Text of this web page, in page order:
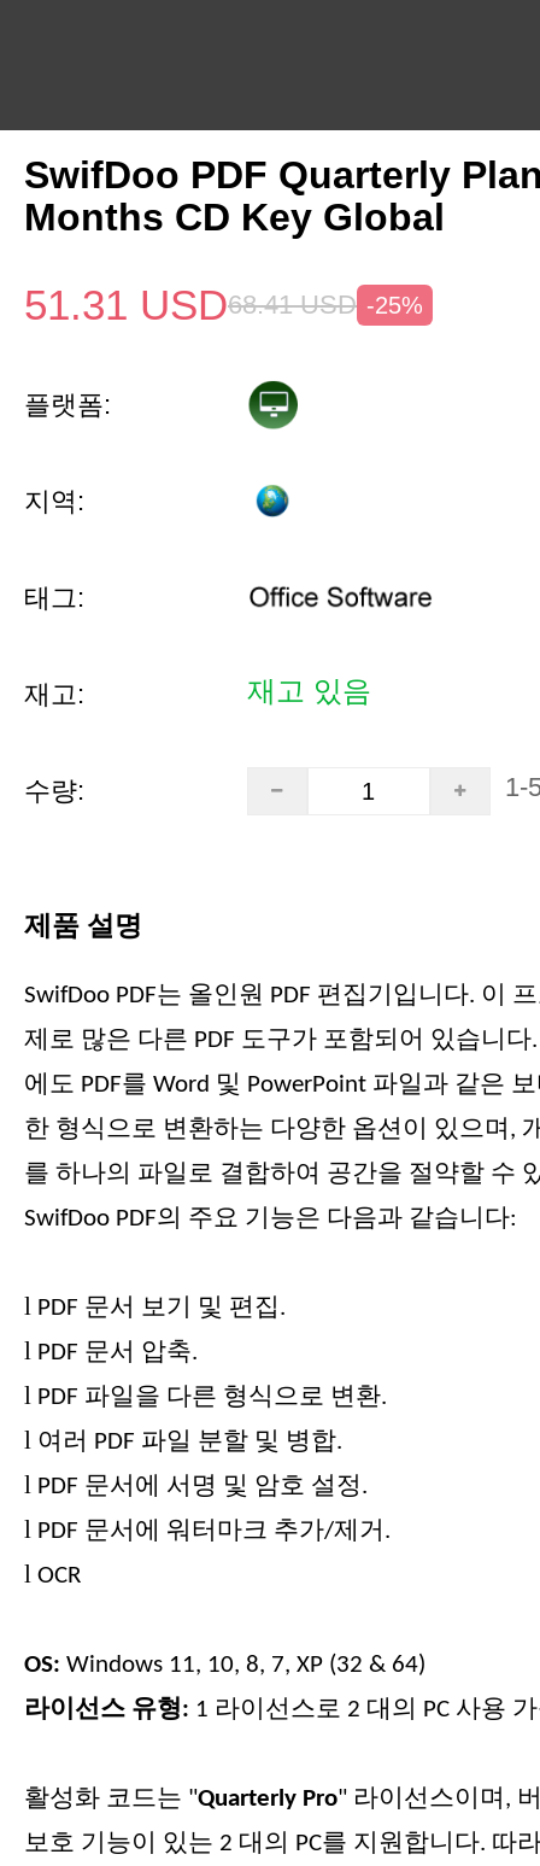
SwifDoo PDF Quarterly
Months CD Key Global
51.31 USD68.41 USD -25%
플랫폼:
지역:
태그:
재고: 재고 있음
수량: 1-
제품 설명
SwifDoo PDF는 올인원 PDF 편집기입니다. 이
제로 많은 다른 PDF 도구가 포함되어 있습니다
에도 PDF를 Word 및 PowerPoint 파일과 같은
한 형식으로 변환하는 다양한 옵션이 있으며,
를 하나의 파일로 결합하여 공간을 절약할 수
SwifDoo PDF의 주요 기능은 다음과 같습니다:
l PDF 문서 보기 및 편집.
l PDF 문서 압축.
l PDF 파일을 다른 형식으로 변환.
l 여러 PDF 파일 분할 및 병합.
l PDF 문서에 서명 및 암호 설정.
l PDF 문서에 워터마크 추가/제거.
l OCR
OS: Windows 11, 10, 8, 7, XP (32 & 64)
라이선스 유형: 1 라이선스로 2 대의 PC 사용
활성화 코드는 "Quarterly Pro" 라이선스이며,
보호 기능이 있는 2 대의 PC를 지원합니다. 따